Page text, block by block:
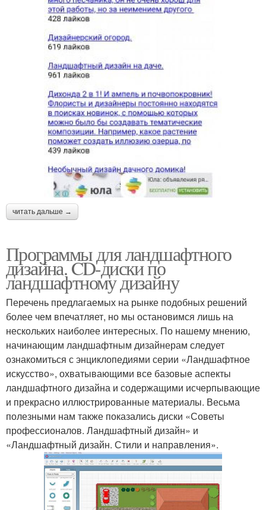
читать дальше →
Программы для ландшафтного
дизайна. CD-диски по
ландшафтному дизайну
Перечень предлагаемых на рынке подобных решений
более чем впечатляет, но мы остановимся лишь на
нескольких наиболее интересных. По нашему мнению,
начинающим ландшафтным дизайнерам следует
ознакомиться с энциклопедиями серии «Ландшафтное
искусство», охватывающими все базовые аспекты
ландшафтного дизайна и содержащими исчерпывающие
и прекрасно иллюстрированные материалы. Весьма
полезными нам также показались диски «Советы
профессионалов. Ландшафтный дизайн» и
«Ландшафтный дизайн. Стили и направления».